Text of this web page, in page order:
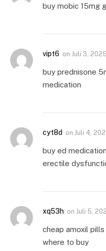
buy mobic 15mg
vipt6 on Juli 3,
buy prednisone
medication
cyt8d on Juli 4,
buy ed
erectile
xq53h on Juli 5,
cheap amoxil pills
where to buy